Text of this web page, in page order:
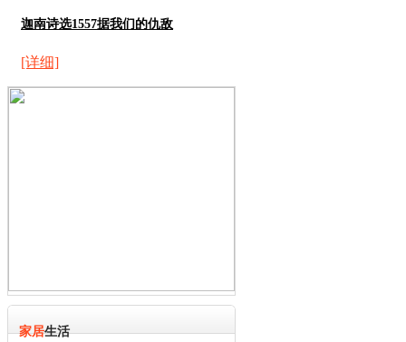
迦南诗选1557据我们的仇敌
[详细]
家居生活